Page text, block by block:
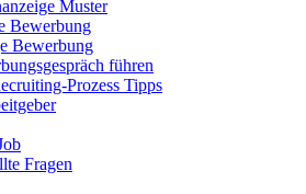
Muster
Bewerbung
Bewerbung
führen
Prozess Tipps
Fragen